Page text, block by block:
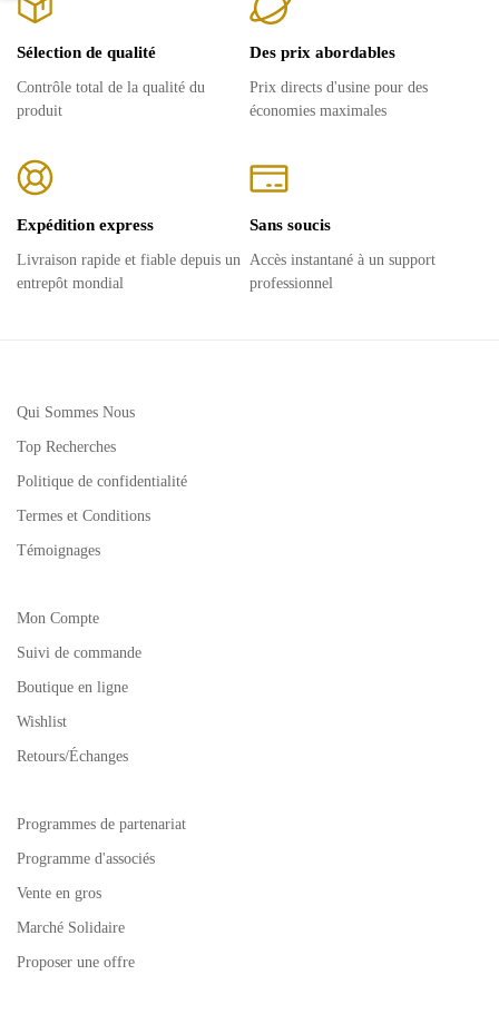
Sélection de qualité
Contrôle total de la qualité du
produit
Des prix abordables
Prix ​​directs d'usine pour des
économies maximales
Expédition express
Livraison rapide et fiable depuis un
entrepôt mondial
Sans soucis
Accès instantané à un support
professionnel
Qui Sommes Nous
Top Recherches
Politique de confidentialité
Termes et Conditions
Témoignages
Mon Compte
Suivi de commande
Boutique en ligne
Wishlist
Retours/Échanges
Programmes de partenariat
Programme d'associés
Vente en gros
Marché Solidaire
Proposer une offre